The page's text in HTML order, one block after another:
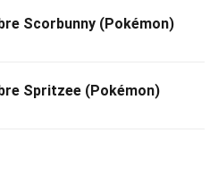
Scorbunny (Pokémon)
Spritzee (Pokémon)